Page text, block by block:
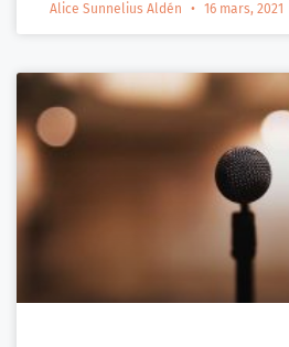
Alice Sunnelius Aldén 16 mars, 2021